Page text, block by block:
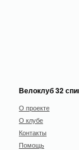
Велоклуб 32
О проекте
О клубе
Контакты
Помощь